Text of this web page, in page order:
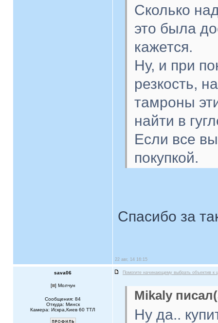
Сколько
это была
кажется.
Ну, и при
резкость,
тамроны
найти в
Если все
покупкой.
Спасибо за
22 авг, 14 16:15
sava06 Помогите начинающему выбрать объектив к
[ ] Молчун
Сообщения: 84
Откуда: Минск
Камера: Искра,Киев 60 ТТЛ
Mikaly
Ну да..